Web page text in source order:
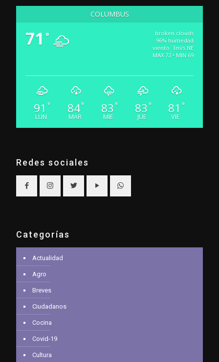
COLUMBUS
71 °
broken clouds
96% humedad
viento: 1m/s NE
MAX 72 • MIN 69
91 °
LUN
84°
MAR
83 °
MIE
83 °
JUE
81 °
VIE
Redes sociales
Categorías
Actualidad
Agro
Breves
Ciudadanos
Cocina
Covid-19
Cultura